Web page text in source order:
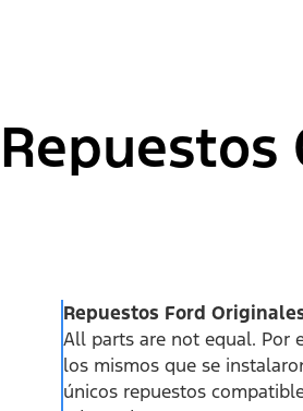
Repuestos
Repuestos Ford
All parts are not equal. Por
los mismos que se
únicos repuestos